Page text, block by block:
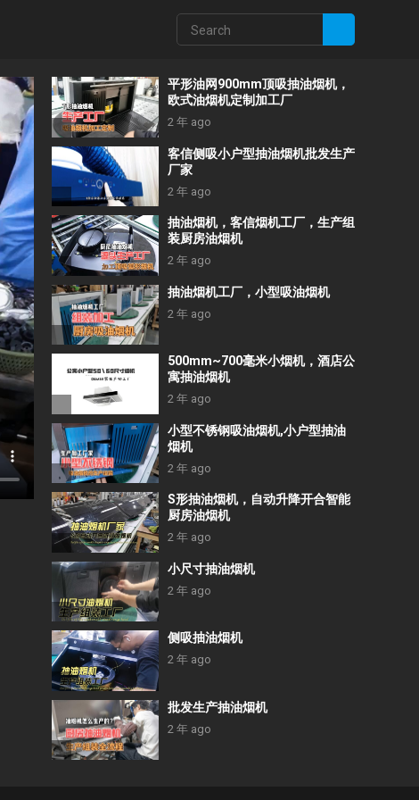
平形油网900mm顶吸抽油烟机，
欧式油烟机定制加工厂
2 年 ago
客信侧吸小户型抽油烟机批发生产
厂家
2 年 ago
抽油烟机，客信烟机工厂，生产组
装厨房油烟机
2 年 ago
抽油烟机工厂，小型吸油烟机
2 年 ago
500mm~700毫米小烟机，酒店公
寓抽油烟机
2 年 ago
小型不锈钢吸油烟机,小户型抽油
烟机
2 年 ago
S形抽油烟机，自动升降开合智能
厨房油烟机
2 年 ago
小尺寸抽油烟机
2 年 ago
侧吸抽油烟机
2 年 ago
批发生产抽油烟机
2 年 ago